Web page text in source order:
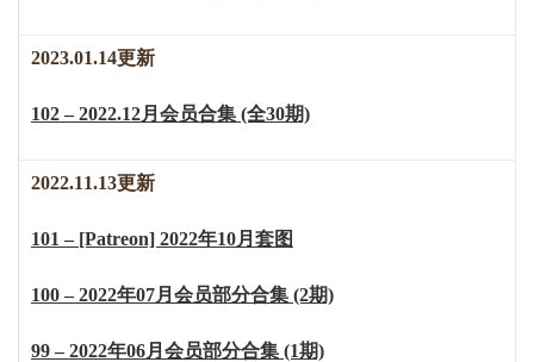
2023.01.14更新
102 – 2022.12月会员合集 (全30期)
2022.11.13更新
101 – [Patreon] 2022年10月套图
100 – 2022年07月会员部分合集 (2期)
99 – 2022年06月会员部分合集 (1期)